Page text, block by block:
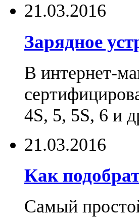
21.03.2016
Зарядное
В интернет-
4S, 5, 5S, 6 и
21.03.2016
Как
Самый